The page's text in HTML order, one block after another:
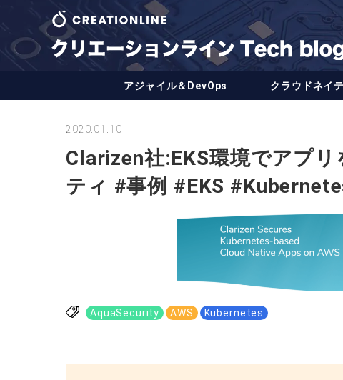
アジャイル＆DevOps クラウドネイ
2020.01.10
Clarizen社:EKS環境でアプ
ティ #事例 #EKS
AquaSecurity AWS Kubernetes